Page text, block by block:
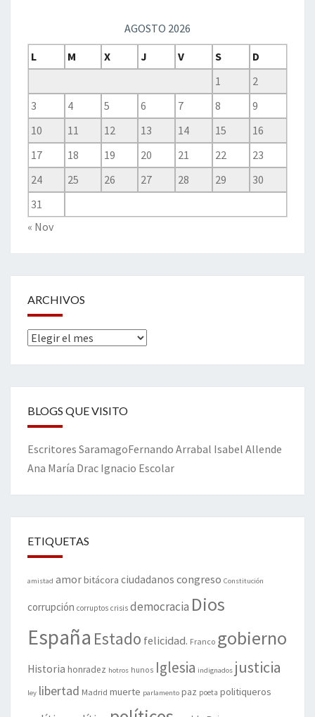
AGOSTO 2026
L
M X J V S
D
1
2
3
4 5 6 7 8
9
10
11 12 13 14 15
16
17
18 19 20 21 22
23
24
25 26 27 28 29
30
31
« Nov
ARCHIVOS
Archivos
BLOGS QUE VISITO
Escritores SaramagoFernando Arrabal Isabel Allende
Ana María Drac Ignacio Escolar
ETIQUETAS
amistad amorbitácora ciudadanos congreso Constitución
corrupción corruptos crisis democracia Dios
España Estado felicidad. Franco gobierno
Historia honradez hotros hunos Iglesia indignados justicia
ley libertad Madrid muerte parlamento paz poeta politiqueros